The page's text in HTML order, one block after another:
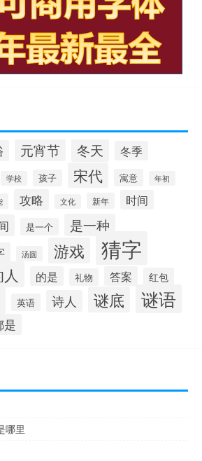
元宵节 冬天 冬季
学校 孩子 宋代 寓意 年初
攻略 文化 新年 时间
是一个 是一种
汤圆 游戏 猜字
的是 礼物 答案 红包
英语 诗人 谜底 谜语
是
哪里